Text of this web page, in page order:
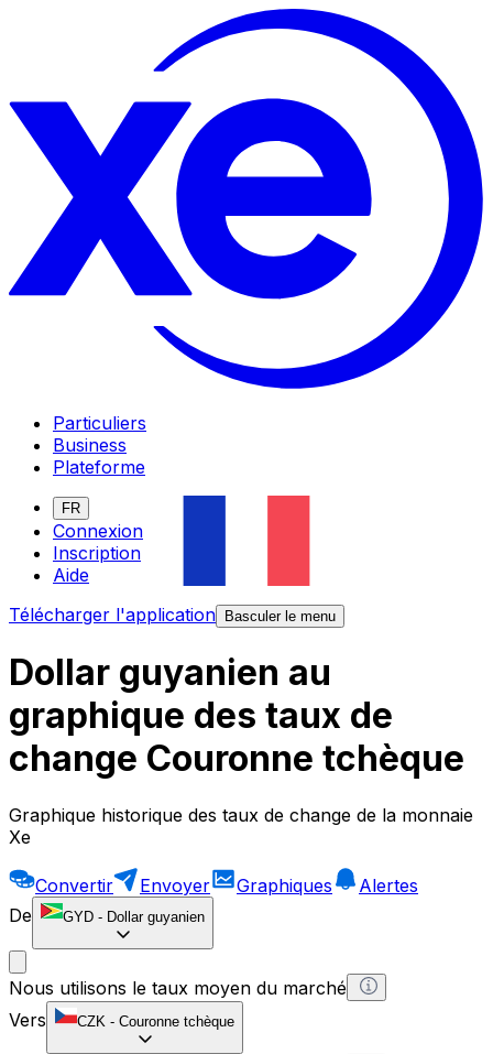
Particuliers
Business
Plateforme
FR
Connexion
Inscription
Aide
Télécharger l'application
Basculer le menu
Dollar guyanien au
graphique des taux de
change Couronne tchèque
Graphique historique des taux de change de la monnaie
Xe
Convertir Envoyer Graphiques
Alertes
De
GYD - Dollar guyanien
Nous utilisons le taux moyen du marché
Vers
CZK - Couronne tchèque